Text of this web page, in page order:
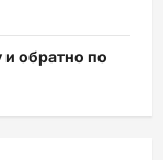
и обратно по